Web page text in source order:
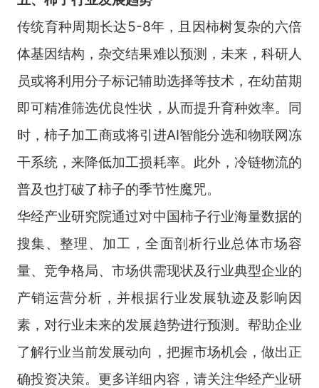
传统育种周期长达5-8年，且因柿树复杂的六倍
体基因结构，杂交结果难以预测，未来，科研人
员或将利用分子标记辅助选择等技术，在幼苗期
即可精准筛选优良性状，从而提升育种效率。同
时，柿子加工商或将引进AI智能分选和物联网冻
干系统，来降低加工损耗率。此外，冷链物流的
普及也打破了柿子的季节性魔咒。
华经产业研究院通过对中国柿子行业海量数据的
搜集、整理、加工，全面剖析行业总体市场容
量、竞争格局、市场供需现状及行业典型企业的
产销运营分析，并根据行业发展轨迹及影响因
素，对行业未来的发展趋势进行预测。帮助企业
了解行业当前发展动向，把握市场机会，做出正
确投资决策。更多详细内容，请关注华经产业研